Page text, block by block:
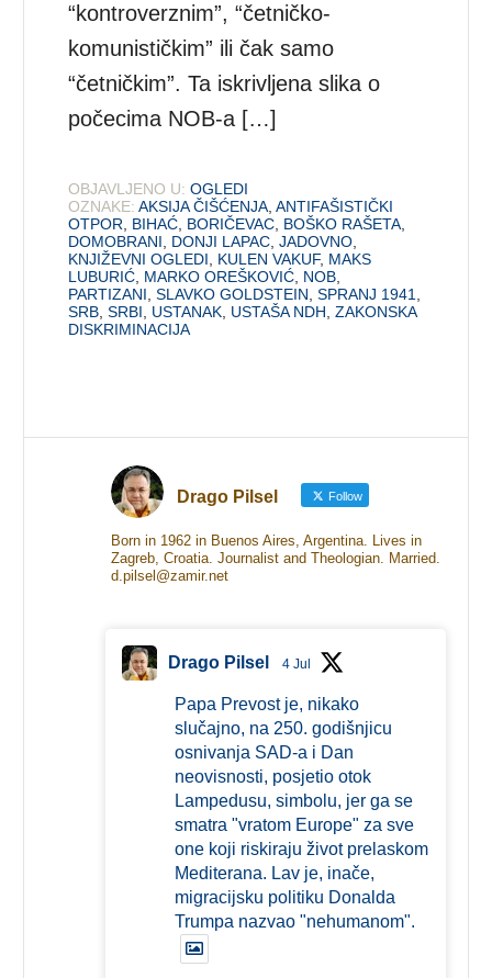
“kontroverznim”, “četničko-
komunističkim” ili čak samo
“četničkim”. Ta iskrivljena slika o
počecima NOB-a […]
OBJAVLJENO U: OGLEDI
OZNAKE: AKSIJA ČIŠĆENJA,ANTIFAŠISTIČKI
OTPOR, BIHAĆ, BORIČEVAC, BOŠKO RAŠETA,
DOMOBRANI, DONJI LAPAC,JADOVNO,
KNJIŽEVNI OGLEDI, KULEN VAKUF, MAKS
LUBURIĆ, MARKO OREŠKOVIĆ, NOB,
PARTIZANI,SLAVKO GOLDSTEIN,SPRANJ 1941,
SRB,SRBI, USTANAK, USTAŠA NDH,ZAKONSKA
DISKRIMINACIJA
Drago Pilsel Follow
Born in 1962 in Buenos Aires, Argentina. Lives in
Zagreb, Croatia. Journalist and Theologian. Married.
d.pilsel@zamir.net
Drago Pilsel 4 Jul
Papa Prevost je, nikako
slučajno, na 250. godišnjicu
osnivanja SAD-a i Dan
neovisnosti, posjetio otok
Lampedusu, simbolu, jer ga se
smatra "vratom Europe" za sve
one koji riskiraju život prelaskom
Mediterana. Lav je, inače,
migracijsku politiku Donalda
Trumpa nazvao "nehumanom".